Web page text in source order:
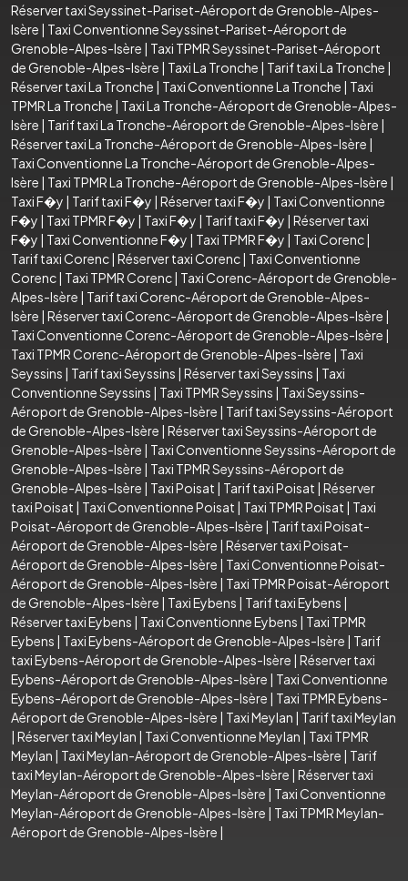
Réserver taxi Seyssinet-Pariset-Aéroport de Grenoble-Alpes-
Isère | Taxi Conventionne Seyssinet-Pariset-Aéroport de
Grenoble-Alpes-Isère | Taxi TPMR Seyssinet-Pariset-Aéroport
de Grenoble-Alpes-Isère | Taxi La Tronche | Tarif taxi La Tronche |
Réserver taxi La Tronche | Taxi Conventionne La Tronche | Taxi
TPMR La Tronche | Taxi La Tronche-Aéroport de Grenoble-Alpes-
Isère | Tarif taxi La Tronche-Aéroport de Grenoble-Alpes-Isère |
Réserver taxi La Tronche-Aéroport de Grenoble-Alpes-Isère |
Taxi Conventionne La Tronche-Aéroport de Grenoble-Alpes-
Isère | Taxi TPMR La Tronche-Aéroport de Grenoble-Alpes-Isère |
Taxi F�y | Tarif taxi F�y | Réserver taxi F�y | Taxi Conventionne
F�y | Taxi TPMR F�y | Taxi F�y | Tarif taxi F�y | Réserver taxi
F�y | Taxi Conventionne F�y | Taxi TPMR F�y | Taxi Corenc|
Tarif taxi Corenc| Réserver taxi Corenc| Taxi Conventionne
Corenc| Taxi TPMR Corenc| Taxi Corenc-Aéroport de Grenoble-
Alpes-Isère | Tarif taxi Corenc-Aéroport de Grenoble-Alpes-
Isère | Réserver taxi Corenc-Aéroport de Grenoble-Alpes-Isère |
Taxi Conventionne Corenc-Aéroport de Grenoble-Alpes-Isère |
Taxi TPMR Corenc-Aéroport de Grenoble-Alpes-Isère | Taxi
Seyssins | Tarif taxi Seyssins | Réserver taxi Seyssins | Taxi
Conventionne Seyssins | Taxi TPMR Seyssins | Taxi Seyssins-
Aéroport de Grenoble-Alpes-Isère | Tarif taxi Seyssins-Aéroport
de Grenoble-Alpes-Isère | Réserver taxi Seyssins-Aéroport de
Grenoble-Alpes-Isère | Taxi Conventionne Seyssins-Aéroport de
Grenoble-Alpes-Isère | Taxi TPMR Seyssins-Aéroport de
Grenoble-Alpes-Isère | Taxi Poisat | Tarif taxi Poisat | Réserver
taxi Poisat | Taxi Conventionne Poisat | Taxi TPMR Poisat | Taxi
Poisat-Aéroport de Grenoble-Alpes-Isère | Tarif taxi Poisat-
Aéroport de Grenoble-Alpes-Isère | Réserver taxi Poisat-
Aéroport de Grenoble-Alpes-Isère | Taxi Conventionne Poisat-
Aéroport de Grenoble-Alpes-Isère | Taxi TPMR Poisat-Aéroport
de Grenoble-Alpes-Isère | Taxi Eybens | Tarif taxi Eybens |
Réserver taxi Eybens | Taxi Conventionne Eybens | Taxi TPMR
Eybens | Taxi Eybens-Aéroport de Grenoble-Alpes-Isère | Tarif
taxi Eybens-Aéroport de Grenoble-Alpes-Isère | Réserver taxi
Eybens-Aéroport de Grenoble-Alpes-Isère | Taxi Conventionne
Eybens-Aéroport de Grenoble-Alpes-Isère | Taxi TPMR Eybens-
Aéroport de Grenoble-Alpes-Isère | Taxi Meylan | Tarif taxi Meylan
| Réserver taxi Meylan | Taxi Conventionne Meylan | Taxi TPMR
Meylan | Taxi Meylan-Aéroport de Grenoble-Alpes-Isère | Tarif
taxi Meylan-Aéroport de Grenoble-Alpes-Isère | Réserver taxi
Meylan-Aéroport de Grenoble-Alpes-Isère | Taxi Conventionne
Meylan-Aéroport de Grenoble-Alpes-Isère | Taxi TPMR Meylan-
Aéroport de Grenoble-Alpes-Isère |